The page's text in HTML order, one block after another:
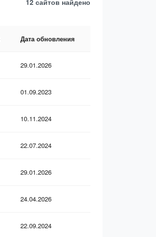
12 сайтов найдено
Дата обновления
29.01.2026
01.09.2023
10.11.2024
22.07.2024
29.01.2026
24.04.2026
22.09.2024